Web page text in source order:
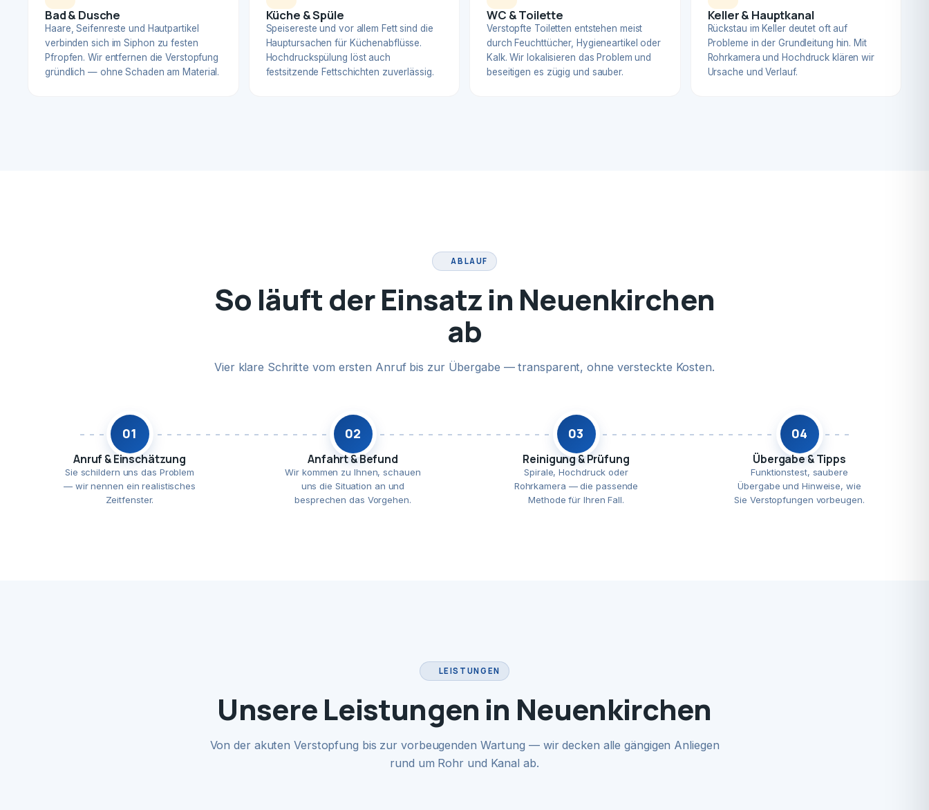
Bad & Dusche
Haare, Seifenreste und Hautpartikel
verbinden sich im Siphon zu festen
Pfropfen. Wir entfernen die Verstopfung
gründlich — ohne Schaden am Material.
Küche & Spüle
Speisereste und vor allem Fett sind die
Hauptursachen für Küchenabflüsse.
Hochdruckspülung löst auch
festsitzende Fettschichten zuverlässig.
WC & Toilette
Verstopfte Toiletten entstehen meist
durch Feuchttücher, Hygieneartikel oder
Kalk. Wir lokalisieren das Problem und
beseitigen es zügig und sauber.
Keller & Hauptkanal
Rückstau im Keller deutet oft auf
Probleme in der Grundleitung hin. Mit
Rohrkamera und Hochdruck klären wir
Ursache und Verlauf.
ABLAUF
So läuft der Einsatz in Neuenkirchen
ab
Vier klare Schritte vom ersten Anruf bis zur Übergabe — transparent, ohne versteckte Kosten.
01
Anruf & Einschätzung
Sie schildern uns das Problem
— wir nennen ein realistisches
Zeitfenster.
02
Anfahrt & Befund
Wir kommen zu Ihnen, schauen
uns die Situation an und
besprechen das Vorgehen.
03
Reinigung & Prüfung
Spirale, Hochdruck oder
Rohrkamera — die passende
Methode für Ihren Fall.
04
Übergabe & Tipps
Funktionstest, saubere
Übergabe und Hinweise, wie
Sie Verstopfungen vorbeugen.
LEISTUNGEN
Unsere Leistungen in Neuenkirchen
Von der akuten Verstopfung bis zur vorbeugenden Wartung — wir decken alle gängigen Anliegen
rund um Rohr und Kanal ab.